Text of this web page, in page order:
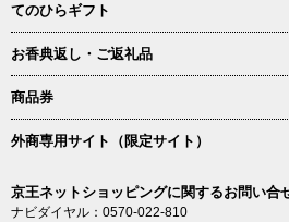
てのひらギフト
お香典返し・ご返礼品
商品券
外商専用サイト（限定サイト）
京王ネットショッピングに関するお問い合
ナビダイヤル：0570-022-810